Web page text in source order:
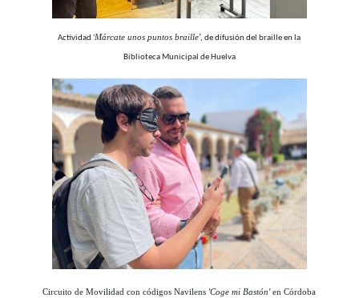
Actividad 'Márcate unos puntos braille', de difusión del braille en la
Biblioteca Municipal de Huelva
Circuito de Movilidad con códigos Navilens 'Coge mi Bastón'en Córdoba